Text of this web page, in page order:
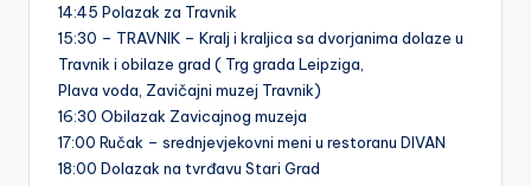
14:45 Polazak za Travnik
15:30 – TRAVNIK – Kralj i kraljica sa dvorjanima dolaze u
Travnik i obilaze grad ( Trg grada Leipziga,
Plava voda, Zavičajni muzej Travnik)
16:30 Obilazak Zavicajnog muzeja
17:00 Ručak – srednjevjekovni meni u restoranu DIVAN
18:00 Dolazak na tvrđavu Stari Grad